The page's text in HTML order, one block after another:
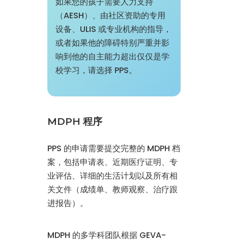
（AESH）、由社区资助的专用
设备、ULIS 或专业机构的指导，
或者如果他的障碍特别严重并影
响到他的自主能力超出仅仅是学
校学习，请选择 PPS。
MDPH 程序
PPS 的申请需要提交完整的 MDPH 档
案，包括申请表、近期医疗证明、专
业评估、详细的生活计划以及所有相
关文件（成绩单、教师观察、治疗跟
进报告）。
MDPH 的多学科团队根据 GEVA-